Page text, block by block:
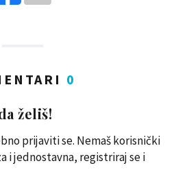
0
želiš!
prijaviti se. Nemaš korisnički
i jednostavna, registriraj se i